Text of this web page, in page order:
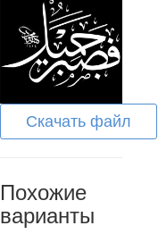
Скачать файл
Похожие
варианты